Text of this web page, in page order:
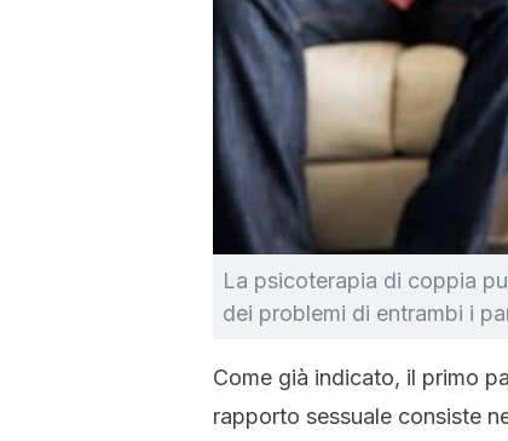
La psicoterapia di coppia
dei problemi di entrambi i
Come già indicato, il primo
rapporto sessuale consiste